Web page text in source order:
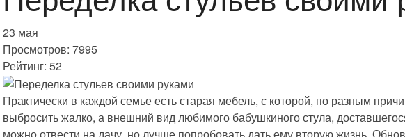
23 мая
Просмотров: 7995
Рейтинг: 52
Практически в каждой семье есть старая мебель, с которой, по разным
выбросить жалко, а внешний вид любимого бабушкиного стула,